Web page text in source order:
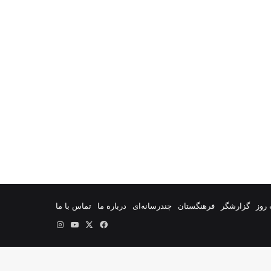
گزارشگر فرهنگستان چندرسانه‌ای درباره ما
تماس با ما
فیس
یوتیوب